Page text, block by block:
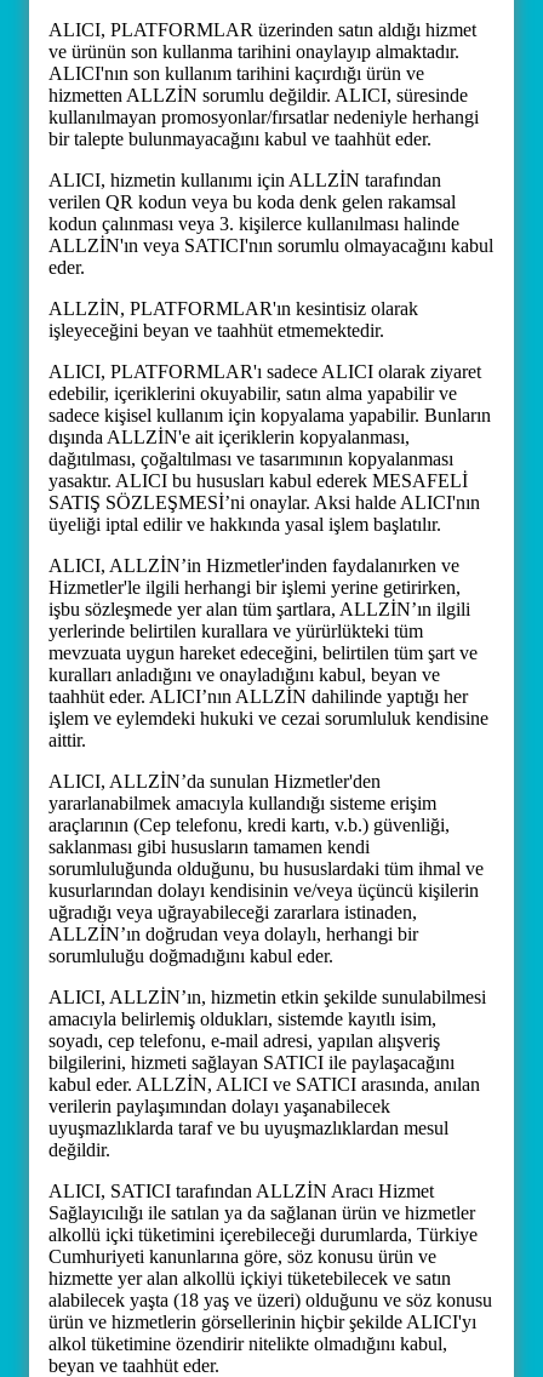
ALICI, PLATFORMLAR üzerinden satın aldığı hizmet
ve ürünün son kullanma tarihini onaylayıp almaktadır.
ALICI'nın son kullanım tarihini kaçırdığı ürün ve
hizmetten ALLZİN sorumlu değildir. ALICI, süresinde
kullanılmayan promosyonlar/fırsatlar nedeniyle herhangi
bir talepte bulunmayacağını kabul ve taahhüt eder.
ALICI, hizmetin kullanımı için ALLZİN tarafından
verilen QR kodun veya bu koda denk gelen rakamsal
kodun çalınması veya 3. kişilerce kullanılması halinde
ALLZİN'ın veya SATICI'nın sorumlu olmayacağını kabul
eder.
ALLZİN, PLATFORMLAR'ın kesintisiz olarak
işleyeceğini beyan ve taahhüt etmemektedir.
ALICI, PLATFORMLAR'ı sadece ALICI olarak ziyaret
edebilir, içeriklerini okuyabilir, satın alma yapabilir ve
sadece kişisel kullanım için kopyalama yapabilir. Bunların
dışında ALLZİN'e ait içeriklerin kopyalanması,
dağıtılması, çoğaltılması ve tasarımının kopyalanması
yasaktır. ALICI bu hususları kabul ederek MESAFELİ
SATIŞ SÖZLEŞMESİ’ni onaylar. Aksi halde ALICI'nın
üyeliği iptal edilir ve hakkında yasal işlem başlatılır.
ALICI, ALLZİN’in Hizmetler'inden faydalanırken ve
Hizmetler'le ilgili herhangi bir işlemi yerine getirirken,
işbu sözleşmede yer alan tüm şartlara, ALLZİN’ın ilgili
yerlerinde belirtilen kurallara ve yürürlükteki tüm
mevzuata uygun hareket edeceğini, belirtilen tüm şart ve
kuralları anladığını ve onayladığını kabul, beyan ve
taahhüt eder. ALICI’nın ALLZİN dahilinde yaptığı her
işlem ve eylemdeki hukuki ve cezai sorumluluk kendisine
aittir.
ALICI, ALLZİN’da sunulan Hizmetler'den
yararlanabilmek amacıyla kullandığı sisteme erişim
araçlarının (Cep telefonu, kredi kartı, v.b.) güvenliği,
saklanması gibi hususların tamamen kendi
sorumluluğunda olduğunu, bu hususlardaki tüm ihmal ve
kusurlarından dolayı kendisinin ve/veya üçüncü kişilerin
uğradığı veya uğrayabileceği zararlara istinaden,
ALLZİN’ın doğrudan veya dolaylı, herhangi bir
sorumluluğu doğmadığını kabul eder.
ALICI, ALLZİN’ın, hizmetin etkin şekilde sunulabilmesi
amacıyla belirlemiş oldukları, sistemde kayıtlı isim,
soyadı, cep telefonu, e-mail adresi, yapılan alışveriş
bilgilerini, hizmeti sağlayan SATICI ile paylaşacağını
kabul eder. ALLZİN, ALICI ve SATICI arasında, anılan
verilerin paylaşımından dolayı yaşanabilecek
uyuşmazlıklarda taraf ve bu uyuşmazlıklardan mesul
değildir.
ALICI, SATICI tarafından ALLZİN Aracı Hizmet
Sağlayıcılığı ile satılan ya da sağlanan ürün ve hizmetler
alkollü içki tüketimini içerebileceği durumlarda, Türkiye
Cumhuriyeti kanunlarına göre, söz konusu ürün ve
hizmette yer alan alkollü içkiyi tüketebilecek ve satın
alabilecek yaşta (18 yaş ve üzeri) olduğunu ve söz konusu
ürün ve hizmetlerin görsellerinin hiçbir şekilde ALICI'yı
alkol tüketimine özendirir nitelikte olmadığını kabul,
beyan ve taahhüt eder.